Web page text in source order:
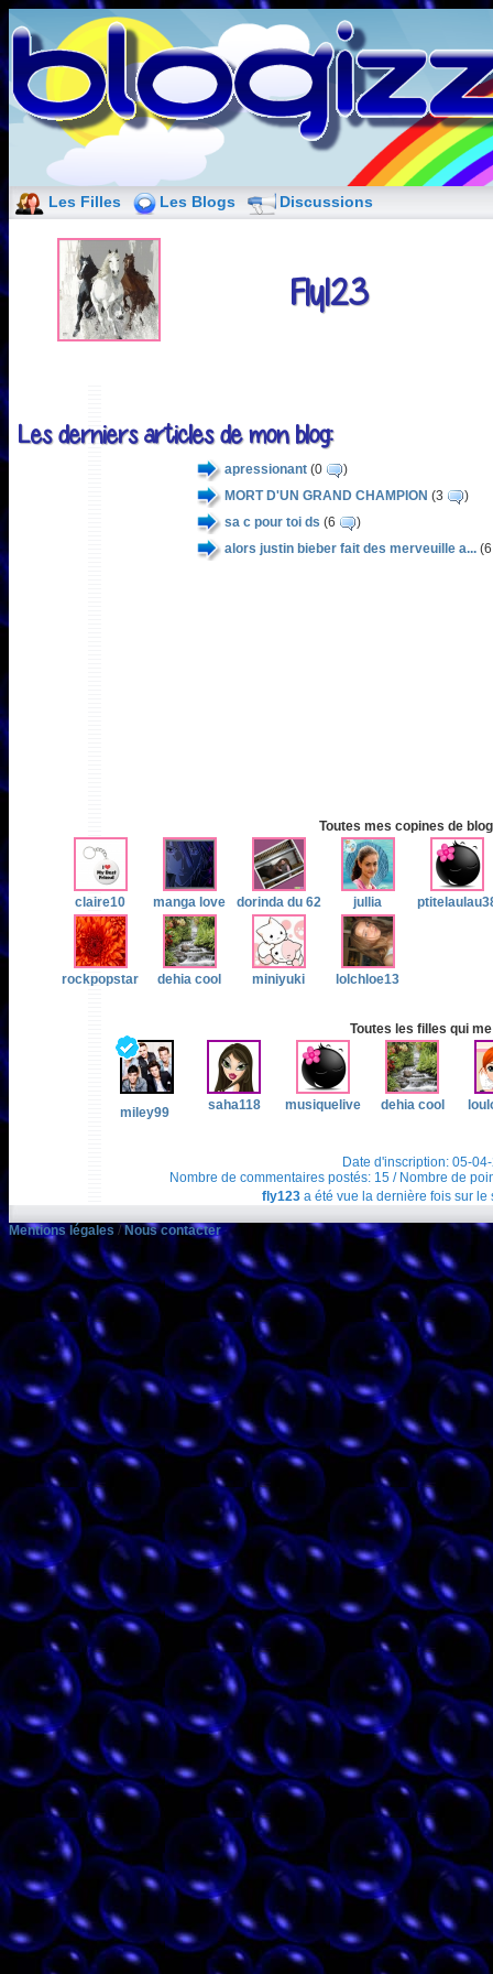
Les Filles Les Blogs Discussions
Fly123
Les derniers articles de mon blog:
apressionant (0
)
MORT D'UN GRAND CHAMPION (3
)
sa c pour toi ds (6
)
alors justin bieber fait des merveuille a...
Toutes mes copines de
claire10 manga love dorinda du 62 jullia
rockpopstar dehia cool miniyuki lolchloe13
Toutes les filles qui
miley99 saha118 musiquelive dehia cool
Date d'inscription: 05-
Nombre de commentaires postés: 15 / Nombre de
fly123 a été vue la dernière fois sur
Mentions légales /Nous contacter